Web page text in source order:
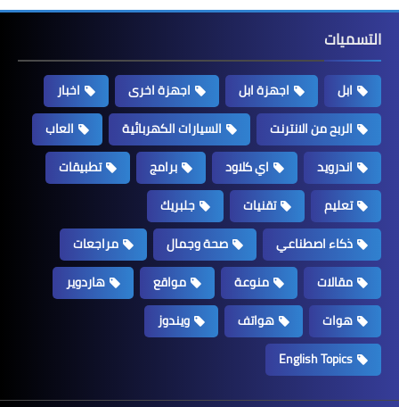
التسميات
ابل اجهزة ابل اجهزة اخرى
اخبار
الربح من الانترنت
السيارات الكهربائية
العاب
اندرويد
اي كلاود برامج
تطبيقات
تعليم
تقنيات
جلبريك
ذكاء اصطناعي
صحة وجمال
مراجعات
مقالات
منوعة مواقع
هاردوير
هوات
هواتف
ويندوز
English Topics